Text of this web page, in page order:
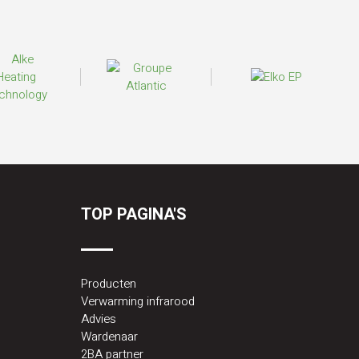
TOP PAGINA'S
Producten
Verwarming infrarood
Advies
Wardenaar
2BA partner